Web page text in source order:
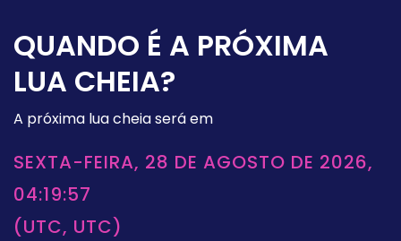
QUANDO É A PRÓXIMA
LUA CHEIA?
A próxima lua cheia será em
SEXTA-FEIRA, 28 DE AGOSTO DE 2026,
04:19:57
(UTC, UTC)